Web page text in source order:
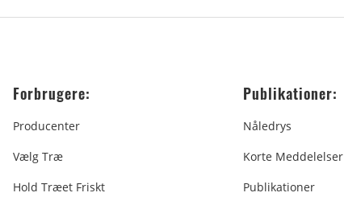
Forbrugere:
Producenter
Vælg Træ
Hold Træet Friskt
Publikationer:
Nåledrys
Korte Meddelelser
Publikationer